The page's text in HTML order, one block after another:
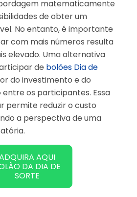
matematicamente
de obter um
No entanto, é importante
com mais números resulta
elevado. Uma alternativa
de bolões Dia de
do investimento e do
entre os participantes. Essa
permite reduzir o custo
a perspectiva de uma
AQUI
DA DIA DE
SORTE